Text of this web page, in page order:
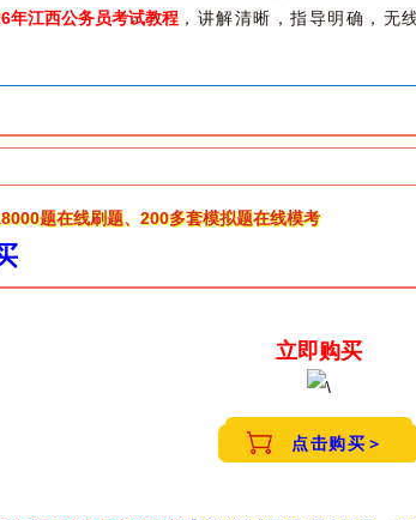
年江西公务员考试教程 ，讲解清晰，指导明确，无
题在线刷题、200多套模拟题在线模考
立即购买
点击购买＞